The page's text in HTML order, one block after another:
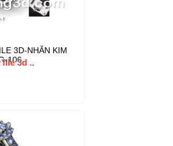
3D-NHẪN KIM
1063d ..